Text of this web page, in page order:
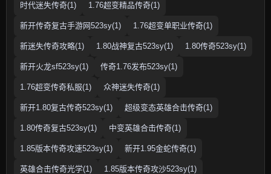
时代迷失传奇(1) 1.76超变精品传奇(1)
新开传奇复古手游网523sy(1) 1.76超变单职业传奇(1)
新迷失传奇攻略(1) 1.80战神复古523sy(1) 1.80传奇523sy(1)
新开火龙sf523sy(1) 传奇1.76发布523sy(1)
1.76超变传奇私服(1) 众神迷失传奇(1)
新开1.80复古传奇523sy(1) 超级变态英雄合击传奇(1)
1.80传奇复古523sy(1) 中变英雄合击传奇(1)
1.85版本传奇攻速523sy(1) 新开1.95金蛇传奇(1)
英雄合击传奇光学(1) 1.85版本传奇攻沙523sy(1)